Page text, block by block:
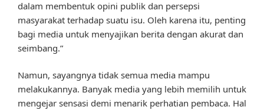
dalam membentuk opini publik dan persepsi
masyarakat terhadap suatu isu. Oleh karena itu, penting
bagi media untuk menyajikan berita dengan akurat dan
seimbang.”
Namun, sayangnya tidak semua media mampu
melakukannya. Banyak media yang lebih memilih untuk
mengejar sensasi demi menarik perhatian pembaca. Hal